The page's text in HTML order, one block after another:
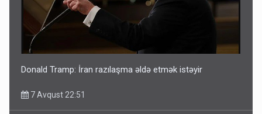
Donald Tramp: İran razılaşma əldə etmək istəyir
7 Avqust 22:51